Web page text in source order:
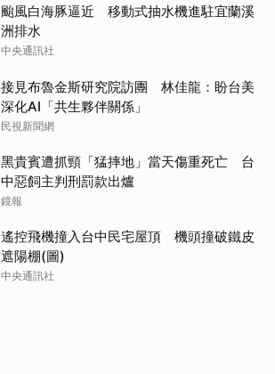
颱風白海豚逼近 移動式抽水機進駐宜蘭溪
洲排水
中央通訊社
接見布魯金斯研究院訪團 林佳龍：盼台美
深化AI「共生夥伴關係」
民視新聞網
黑貴賓遭抓頸「猛摔地」當天傷重死亡 台
中惡飼主判刑罰款出爐
鏡報
遙控飛機撞入台中民宅屋頂 機頭撞破鐵皮
遮陽棚(圖)
中央通訊社